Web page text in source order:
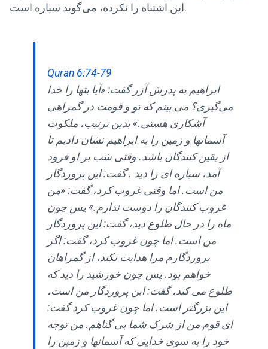
این اشتباه را نکرده، می‌گوید سیاره است.
Quran 6:74-79
ابراهیم به پدرش آزر گفت: «آیا بتها را خدا
می‌گیری؟ می بینم که تو و قومت در گمراهی
آشکاری هستی.» بدین ترتیب، ملکوت
آسمانها و زمین را به ابراهیم نشان دادیم تا
از یقین کنندگان باشد. وقتی شب بر او فرود
آمد، سیاره ای را دید . گفت: این پروردگار
من است. اما وقتی غروب کرد، گفت: «من
غروب کنندگان را دوست ندارم.» پس چون
ماه را در حال طلوع دید، گفت: این پروردگار
من است. اما چون غروب کرد، گفت: اگر
پروردگارم مرا هدایت نکند، از گمراهان
خواهم بود. پس چون خورشید را دید که
طلوع می کند، گفت: این پروردگار من است،
این بزرگتر است. اما چون غروب کرد گفت:
ای قوم من از شرک شما بی گناهم. من توجه
خود را به سوی خدایی که آسمانها و زمین را